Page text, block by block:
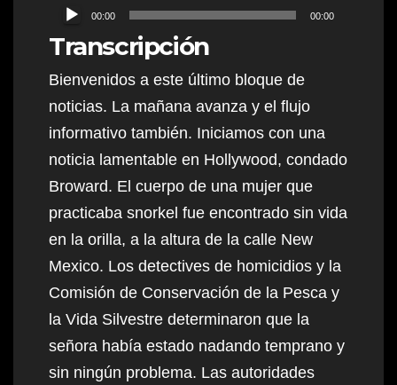
Audio
Player
00:00 00:00
Transcripción
Bienvenidos a este último bloque de
noticias. La mañana avanza y el flujo
informativo también. Iniciamos con una
noticia lamentable en Hollywood, condado
Broward. El cuerpo de una mujer que
practicaba snorkel fue encontrado sin vida
en la orilla, a la altura de la calle New
Mexico. Los detectives de homicidios y la
Comisión de Conservación de la Pesca y
la Vida Silvestre determinaron que la
señora había estado nadando temprano y
sin ningún problema. Las autoridades